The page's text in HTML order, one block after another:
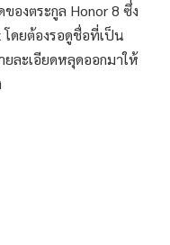
องตระกูล Honor 8 ซึ่ง
โดยต้องรอดูชื่อที่เป็น
ละเอียดหลุดออกมาให้